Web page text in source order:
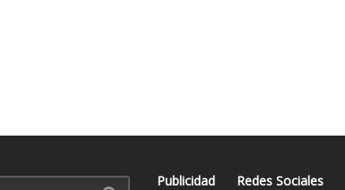
Publicidad Redes Sociales